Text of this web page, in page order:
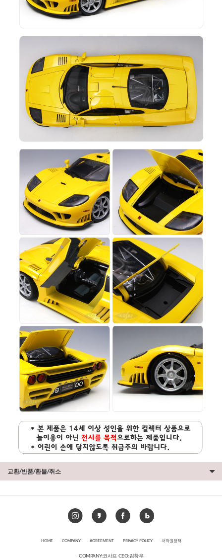
교환/반품/환불/취소
HOME COMPANY AGREEMENT PRIVACY POLICY 저작권정책
COMPANY:코사프 CEO:김창우